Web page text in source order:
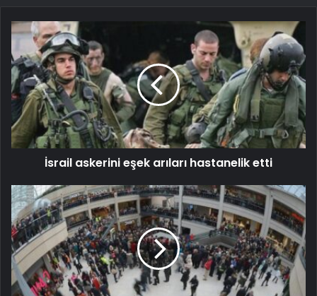
İsrail askerini eşek arıları hastanelik etti